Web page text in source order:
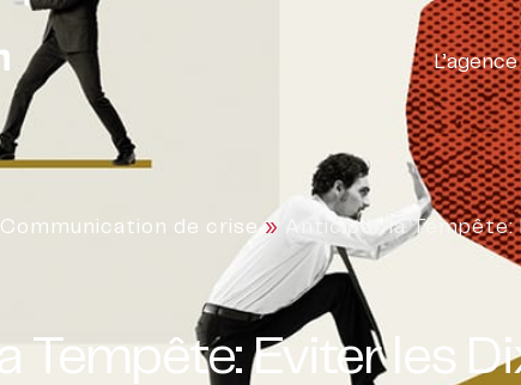
L’agence
Communication de crise» Anticiper la Tempête:
Tempête: Eviter les